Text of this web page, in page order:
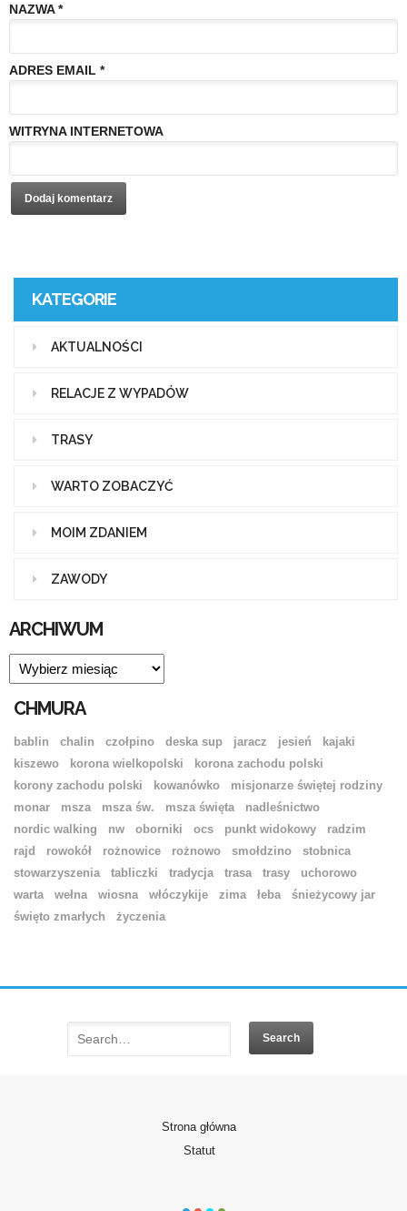
NAZWA*
ADRES EMAIL *
WITRYNA INTERNETOWA
KATEGORIE
AKTUALNOŚCI
RELACJE Z WYPADÓW
TRASY
WARTO ZOBACZYĆ
MOIM ZDANIEM
ZAWODY
ARCHIWUM
ARCHIWUM
CHMURA
bablin chalin czołpino deska sup jaracz jesień
kajaki
kiszewo
korona wielkopolski
korona zachodu polski
korony zachodu polski
kowanówko
misjonarze świętej rodziny
monar
msza msza św. msza święta
nadleśnictwo
nordic walking
nw oborniki ocs punkt widokowy
radzim
rajd
rowokół rożnowice rożnowo smołdzino
stobnica
stowarzyszenia
tabliczki tradycja trasa trasy
uchorowo
warta
wełna wiosna włóczykije zima łeba
śnieżycowy jar
święto zmarłych
życzenia
Strona główna
Statut